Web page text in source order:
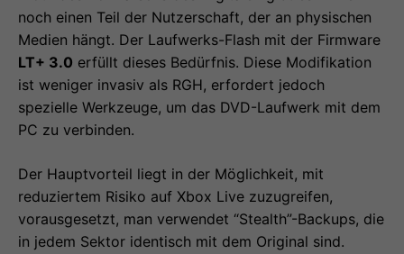
noch einen Teil der Nutzerschaft, der an physischen
Medien hängt. Der Laufwerks-Flash mit der Firmware
LT+ 3.0 erfüllt dieses Bedürfnis. Diese Modifikation
ist weniger invasiv als RGH, erfordert jedoch
spezielle Werkzeuge, um das DVD-Laufwerk mit dem
PC zu verbinden.
Der Hauptvorteil liegt in der Möglichkeit, mit
reduziertem Risiko auf Xbox Live zuzugreifen,
vorausgesetzt, man verwendet “Stealth”-Backups, die
in jedem Sektor identisch mit dem Original sind.